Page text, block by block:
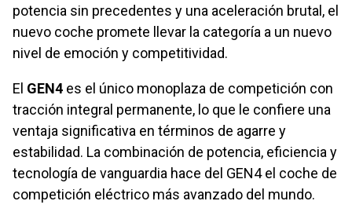
potencia sin precedentes y una aceleración brutal, el
nuevo coche promete llevar la categoría a un nuevo
nivel de emoción y competitividad.
El GEN4 es el único monoplaza de competición con
tracción integral permanente, lo que le confiere una
ventaja significativa en términos de agarre y
estabilidad. La combinación de potencia, eficiencia y
tecnología de vanguardia hace del GEN4 el coche de
competición eléctrico más avanzado del mundo.